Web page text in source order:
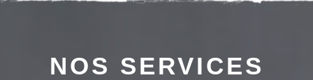
NOS SERVICES